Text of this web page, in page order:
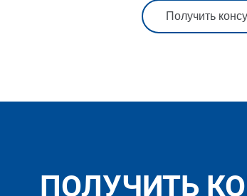
Получить
ПОЛУЧИТЬ